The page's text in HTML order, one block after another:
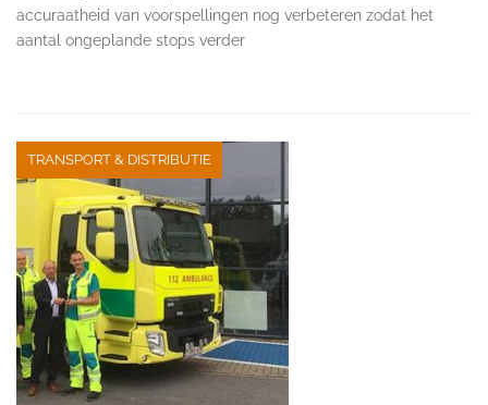
accuraatheid van voorspellingen nog verbeteren zodat het
aantal ongeplande stops verder
TRANSPORT & DISTRIBUTIE